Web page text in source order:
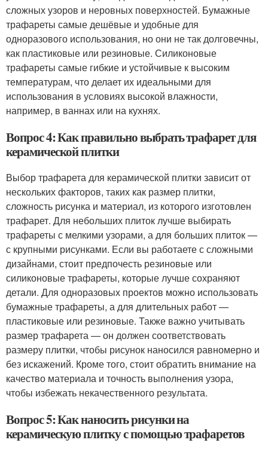
сложных узоров и неровных поверхностей. Бумажные
трафареты самые дешёвые и удобные для
одноразового использования, но они не так долговечны,
как пластиковые или резиновые. Силиконовые
трафареты самые гибкие и устойчивые к высоким
температурам, что делает их идеальными для
использования в условиях высокой влажности,
например, в ваннах или на кухнях.
Вопрос 4: Как правильно выбрать трафарет для
керамической плитки
Выбор трафарета для керамической плитки зависит от
нескольких факторов, таких как размер плитки,
сложность рисунка и материал, из которого изготовлен
трафарет. Для небольших плиток лучше выбирать
трафареты с мелкими узорами, а для больших плиток —
с крупными рисунками. Если вы работаете с сложными
дизайнами, стоит предпочесть резиновые или
силиконовые трафареты, которые лучше сохраняют
детали. Для одноразовых проектов можно использовать
бумажные трафареты, а для длительных работ —
пластиковые или резиновые. Также важно учитывать
размер трафарета — он должен соответствовать
размеру плитки, чтобы рисунок наносился равномерно и
без искажений. Кроме того, стоит обратить внимание на
качество материала и точность выполнения узора,
чтобы избежать некачественного результата.
Вопрос 5: Как наносить рисунки на
керамическую плитку с помощью трафаретов